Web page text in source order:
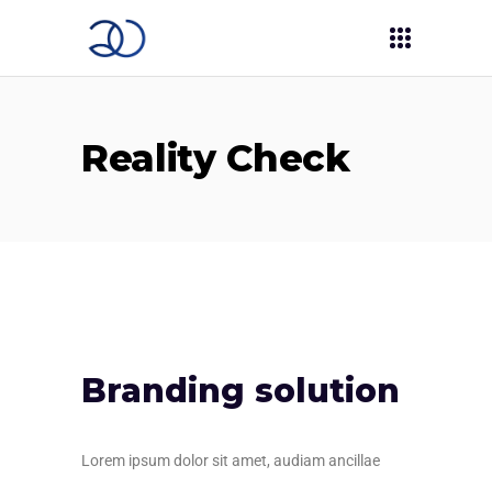
Reality Check
Branding solution
Lorem ipsum dolor sit amet, audiam ancillae